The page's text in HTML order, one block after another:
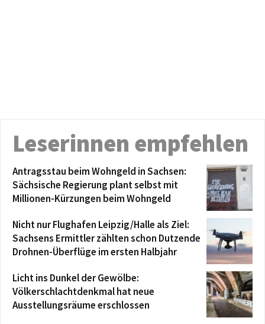
Leserinnen empfehlen
Antragsstau beim Wohngeld in Sachsen:
Sächsische Regierung plant selbst mit
Millionen-Kürzungen beim Wohngeld
Nicht nur Flughafen Leipzig/Halle als Ziel:
Sachsens Ermittler zählten schon Dutzende
Drohnen-Überflüge im ersten Halbjahr
Licht ins Dunkel der Gewölbe:
Völkerschlachtdenkmal hat neue
Ausstellungsräume erschlossen